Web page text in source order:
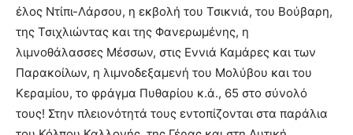
έλος Ντίπι-Λάρσου, η εκβολή του Τσικνιά, του Βούβαρη,
της Τσιχλιώντας και της Φανερωμένης, η
λιμνοθάλασσες Μέσσων, στις Εννιά Καμάρες και των
Παρακοίλων, η λιμνοδεξαμενή του Μολύβου και του
Κεραμίου, το φράγμα Πυθαρίου κ.ά., 65 στο σύνολό
τους! Στην πλειονότητά τους εντοπίζονται στα παράλια